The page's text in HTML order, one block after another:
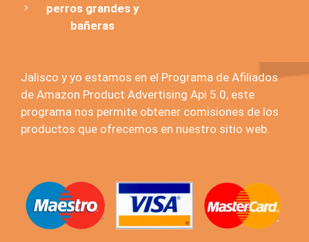
perros grandes y
bañeras
Jalisco y yo estamos en el Programa de Afiliados
de Amazon Product Advertising Api 5.0, este
programa nos permite obtener comisiones de los
productos que ofrecemos en nuestro sitio web.